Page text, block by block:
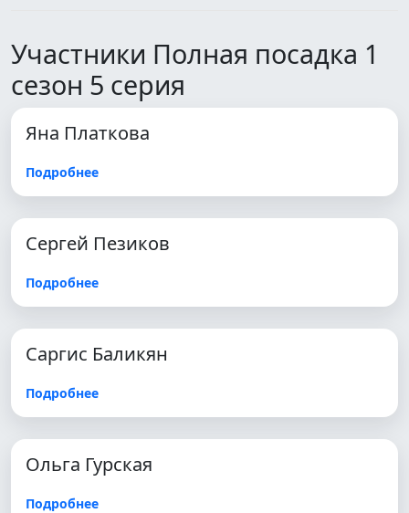
Участники Полная посадка 1
сезон 5 серия
Яна Платкова
Подробнее
Сергей Пезиков
Подробнее
Саргис Баликян
Подробнее
Ольга Гурская
Подробнее